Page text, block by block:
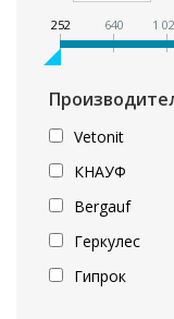
252 640 1
Vetonit
КНАУФ
Bergauf
Геркулес
Гипрок